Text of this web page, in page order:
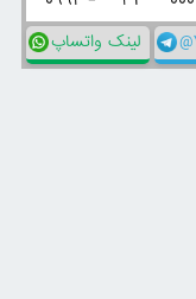
لینک واتساپ